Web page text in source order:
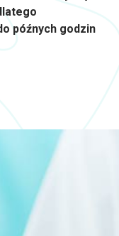
późnych godzin